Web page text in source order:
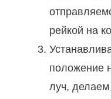
рейкой на
положение
луч, делаем